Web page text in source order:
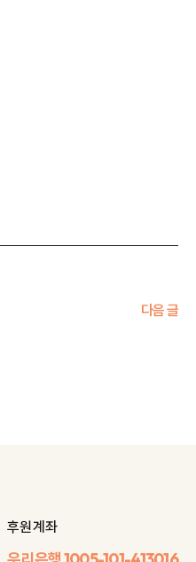
다음 글
후원 계좌